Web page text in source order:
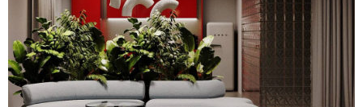
ЦЕНТРАЛЬНАЯ
БИБЛИОТЕКА
Имама Шамиля, 46